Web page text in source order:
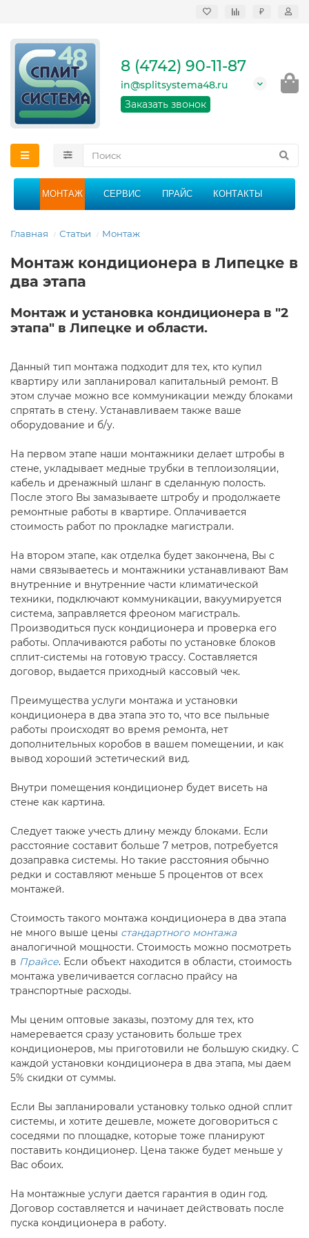
₽
кондиционеров в
области
График работы: 9:00 -
21:00 без перерыва и
8 (4742) 90-11-87
in@splitsystema48.ru
Заказать звонок
МОНТАЖ СЕРВИС ПРАЙС КОНТАКТЫ
Главная Статьи Монтаж
Монтаж кондиционера в Липецке в
два этапа
Монтаж и установка кондиционера в "2
этапа" в Липецке и области.
Данный тип монтажа подходит для тех, кто купил
квартиру или запланировал капитальный ремонт. В
этом случае можно все коммуникации между блоками
спрятать в стену. Устанавливаем также ваше
оборудование и б/у.
На первом этапе наши монтажники делает штробы в
стене, укладывает медные трубки в теплоизоляции,
кабель и дренажный шланг в сделанную полость.
После этого Вы замазываете штробу и продолжаете
ремонтные работы в квартире. Оплачивается
стоимость работ по прокладке магистрали.
На втором этапе, как отделка будет закончена, Вы с
нами связываетесь и монтажники устанавливают Вам
внутренние и внутренние части климатической
техники, подключают коммуникации, вакуумируется
система, заправляется фреоном магистраль.
Производиться пуск кондиционера и проверка его
работы. Оплачиваются работы по установке блоков
сплит-системы на готовую трассу. Составляется
договор, выдается приходный кассовый чек.
Преимущества услуги монтажа и установки
кондиционера в два этапа это то, что все пыльные
работы происходят во время ремонта, нет
дополнительных коробов в вашем помещении, и как
вывод хороший эстетический вид.
Внутри помещения кондиционер будет висеть на
стене как картина.
Следует также учесть длину между блоками. Если
расстояние составит больше 7 метров, потребуется
дозаправка системы. Но такие расстояния обычно
редки и составляют меньше 5 процентов от всех
монтажей.
Стоимость такого монтажа кондиционера в два этапа
не много выше цены стандартного монтажа
аналогичной мощности. Стоимость можно посмотреть
в Прайсе. Если объект находится в области, стоимость
монтажа увеличивается согласно прайсу на
транспортные расходы.
Мы ценим оптовые заказы, поэтому для тех, кто
намеревается сразу установить больше трех
кондиционеров, мы приготовили не большую скидку. С
каждой установки кондиционера в два этапа, мы даем
5% скидки от суммы.
Если Вы запланировали установку только одной сплит
системы, и хотите дешевле, можете договориться с
соседями по площадке, которые тоже планируют
поставить кондиционер. Цена также будет меньше у
Вас обоих.
На монтажные услуги дается гарантия в один год.
Договор составляется и начинает действовать после
пуска кондиционера в работу.